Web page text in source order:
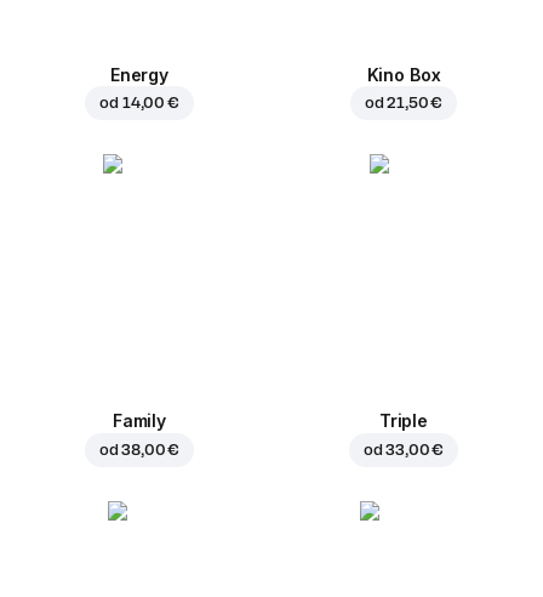
Energy
od 14,00 €
Kino Box
od21,50 €
Family
od38,00 €
Triple
od33,00 €